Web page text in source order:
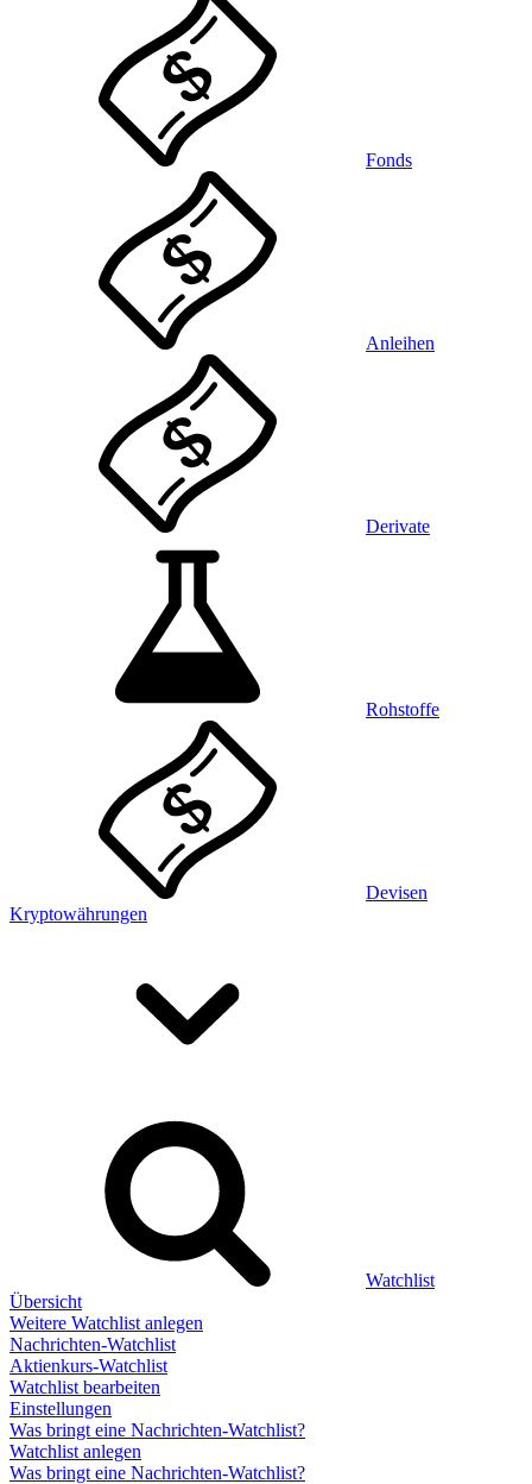
Fonds
Anleihen
Derivate
Rohstoffe
Devisen
Kryptowährungen
Watchlist
Übersicht
Weitere Watchlist anlegen
Nachrichten-Watchlist
Aktienkurs-Watchlist
Watchlist bearbeiten
Einstellungen
Was bringt eine Nachrichten-Watchlist?
Watchlist anlegen
Was bringt eine Nachrichten-Watchlist?